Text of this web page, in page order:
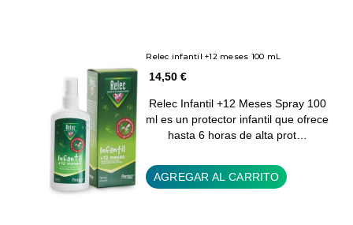
Relec infantil +12 meses 100 mL
14,50 €
Relec Infantil +12 Meses Spray 100
ml es un protector infantil que ofrece
hasta 6 horas de alta prot…
AGREGAR AL CARRITO